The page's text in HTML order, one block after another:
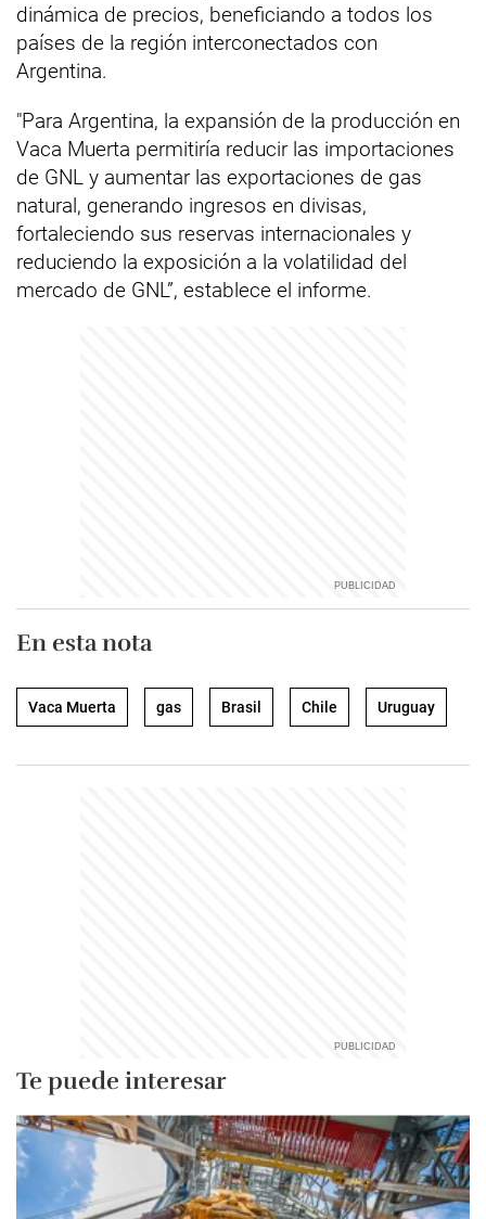
dinámica de precios, beneficiando a todos los
países de la región interconectados con
Argentina.
"Para Argentina, la expansión de la producción en
Vaca Muerta permitiría reducir las importaciones
de GNL y aumentar las exportaciones de gas
natural, generando ingresos en divisas,
fortaleciendo sus reservas internacionales y
reduciendo la exposición a la volatilidad del
mercado de GNL”, establece el informe.
En esta nota
Vaca Muerta gas Brasil Chile Uruguay
Te puede interesar